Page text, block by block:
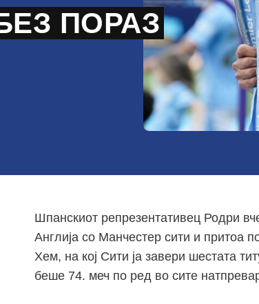
ПОРАЗ
Шпанскиот репрезентативец Родри
Англија со Манчестер сити и притоа
Хем, на кој Сити ја завери шестата
беше 74. меч по ред во сите